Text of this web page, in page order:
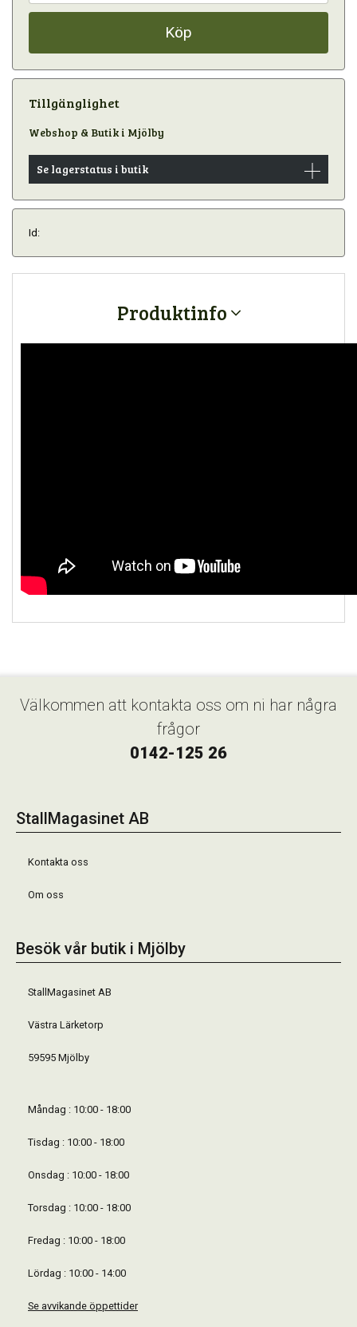
Köp
Tillgänglighet
Webshop & Butik i Mjölby
Se lagerstatus i butik
Id:
Produktinfo
Välkommen att kontakta oss om ni har några
frågor
0142-125 26
StallMagasinet AB
Kontakta oss
Om oss
Besök vår butik i Mjölby
StallMagasinet AB
Västra Lärketorp
59595 Mjölby
Måndag : 10:00 - 18:00
Tisdag : 10:00 - 18:00
Onsdag : 10:00 - 18:00
Torsdag : 10:00 - 18:00
Fredag : 10:00 - 18:00
Lördag : 10:00 - 14:00
Se avvikande öppettider